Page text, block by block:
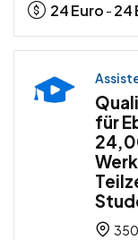
24Euro - 24
für